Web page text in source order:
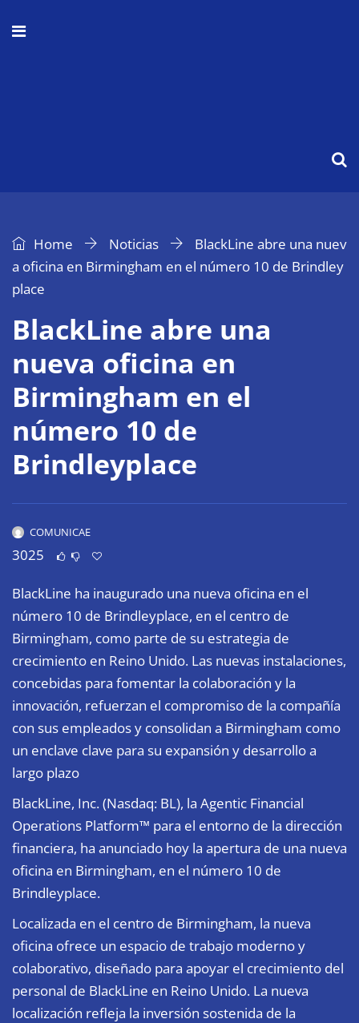
Home Noticias
BlackLine abre una nuev
a oficina en Birmingham en el número 10 de Brindley
place
BlackLine abre una
nueva oficina en
Birmingham en el
número 10 de
Brindleyplace
COMUNICAE
3025
BlackLine ha inaugurado una nueva oficina en el
número 10 de Brindleyplace, en el centro de
Birmingham, como parte de su estrategia de
crecimiento en Reino Unido. Las nuevas instalaciones,
concebidas para fomentar la colaboración y la
innovación, refuerzan el compromiso de la compañía
con sus empleados y consolidan a Birmingham como
un enclave clave para su expansión y desarrollo a
largo plazo
BlackLine, Inc.(Nasdaq: BL), la Agentic Financial
Operations Platform™ para el entorno de la dirección
financiera, ha anunciado hoy la apertura de una nueva
oficina en Birmingham, en el número 10 de
Brindleyplace.
Localizada en el centro de Birmingham, la nueva
oficina ofrece un espacio de trabajo moderno y
colaborativo, diseñado para apoyar el crecimiento del
personal de BlackLine en Reino Unido. La nueva
localización refleja la inversión sostenida de la